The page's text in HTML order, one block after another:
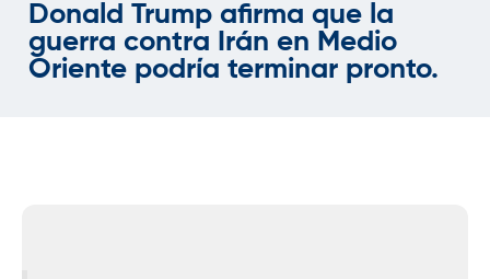
Donald Trump afirma que la
guerra contra Irán en Medio
Oriente podría terminar pronto.